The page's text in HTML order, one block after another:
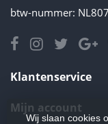
btw-nummer:
Klantenservice
Mijn account
Wij slaan cookies